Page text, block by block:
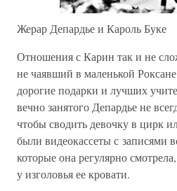
Жерар Депардье и Кароль Буке
Отношения с Карин так и не
не чаявший в маленькой
дорогие подарки и лучших
вечно занятого Депардье не
чтобы сводить девочку в цирк
были видеокассеты с записями
которые она регулярно
у изголовья ее кровати.